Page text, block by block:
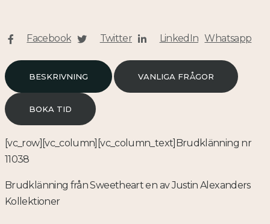
Facebook Twitter LinkedIn Whatsapp
BESKRIVNING VANLIGA FRÅGOR
BOKA TID
[vc_row][vc_column][vc_column_text]Brudklänning nr
11038
Brudklänning från Sweetheart en av Justin Alexanders
Kollektioner